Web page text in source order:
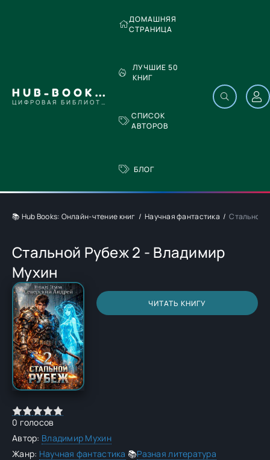
HUB-BOOKS.COM
ЦИФРОВАЯ БИБЛИОТЕКА
ДОМАШНЯЯ
СТРАНИЦА
ЛУЧШИЕ 50
КНИГ
СПИСОК
АВТОРОВ
БЛОГ
📚 Hub Books: Онлайн-чтение книг Научная фантастика Стальной
Стальной Рубеж 2 - Владимир
Мухин
ЧИТАТЬ КНИГУ
0 голосов
Автор: Владимир Мухин
Жанр: Научная фантастика 📚Разная литература